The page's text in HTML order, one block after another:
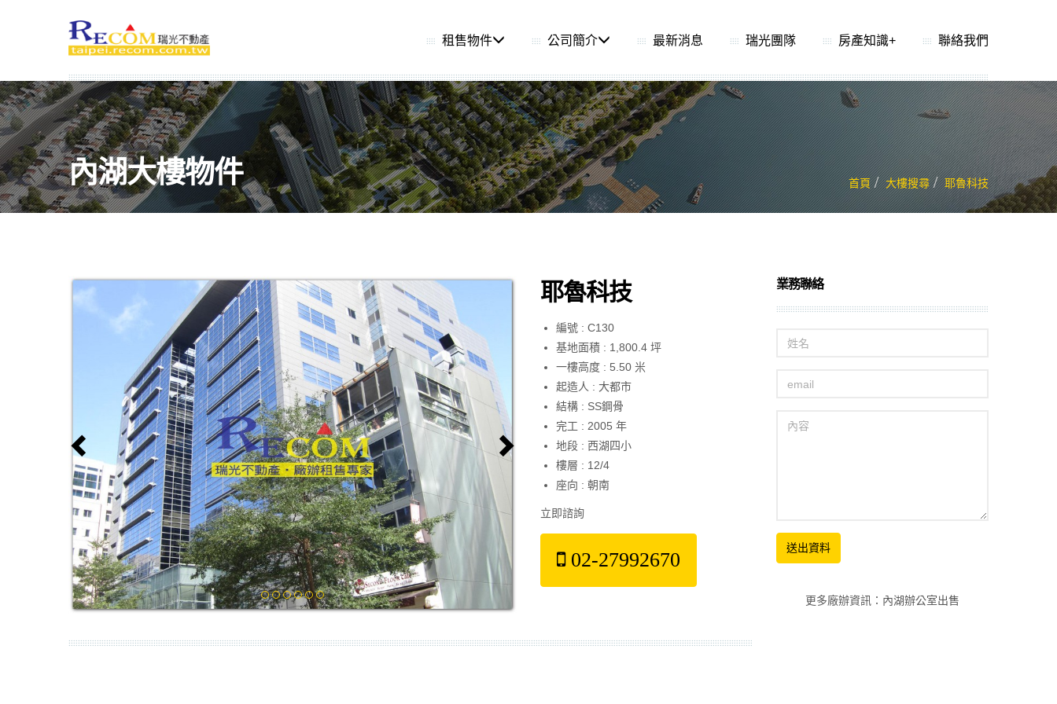
租售物件 公司簡介 最新消息 瑞光團隊 房產知識+ 聯絡我們
內湖大樓物件 首頁 大樓搜尋 耶魯科技
Previous Next
耶魯科技
編號 : C130
基地面積 : 1,800.4 坪
一樓高度 : 5.50 米
起造人 : 大都市
結構 : SS鋼骨
完工 : 2005 年
地段 : 西湖四小
樓層 : 12/4
座向 : 朝南
立即諮詢
02-27992670
業務聯絡
更多廠辦資訊 ： 內湖辦公室出售